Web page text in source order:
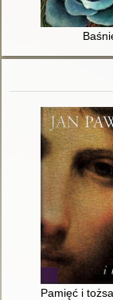
Pamięć i